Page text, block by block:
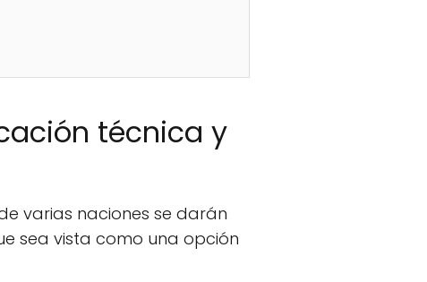
técnica y
varias naciones se darán
sea vista como una opción